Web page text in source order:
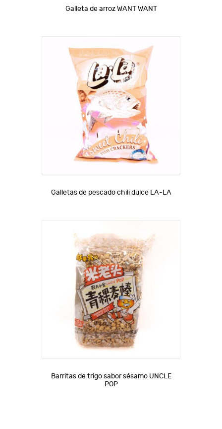
Galleta de arroz WANT WANT
Galletas de pescado chili dulce LA-LA
Barritas de trigo sabor sésamo UNCLE
POP